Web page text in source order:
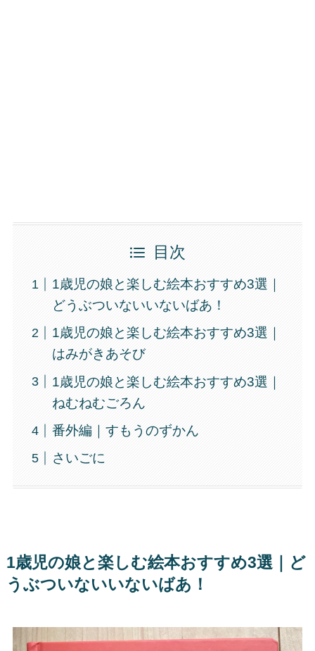
目次
1歳児の娘と楽しむ絵本おすすめ3選｜
どうぶついないいないばあ！
1歳児の娘と楽しむ絵本おすすめ3選｜
はみがきあそび
1歳児の娘と楽しむ絵本おすすめ3選｜
ねむねむごろん
番外編｜すもうのずかん
さいごに
1歳児の娘と楽しむ絵本おすすめ3選｜ど
うぶついないいないばあ！